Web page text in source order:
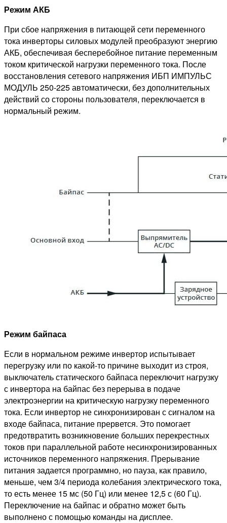
Режим АКБ
При сбое напряжения в питающей сети переменного
тока инверторы силовых модулей преобразуют энергию
АКБ, обеспечивая бесперебойное питание переменным
током критической нагрузки переменного тока. После
восстановления сетевого напряжения ИБП ИМПУЛЬС
МОДУЛЬ 250-225 автоматически, без дополнительных
действий со стороны пользователя, переключается в
нормальный режим.
Режим байпаса
Если в нормальном режиме инвертор испытывает
перегрузку или по какой-то причине выходит из строя,
выключатель статического байпаса переключит нагрузку
с инвертора на байпас без перерыва в подаче
электроэнергии на критическую нагрузку переменного
тока. Если инвертор не синхронизирован с сигналом на
входе байпаса, питание прервется. Это помогает
предотвратить возникновение больших перекрестных
токов при параллельной работе несинхронизированных
источников переменного напряжения. Прерывание
питания задается программно, но пауза, как правило,
меньше, чем 3/4 периода колебания электрического тока,
то есть менее 15 мс (50 Гц) или менее 12,5 с (60 Гц).
Переключение на байпас и обратно может быть
выполнено с помощью команды на дисплее.